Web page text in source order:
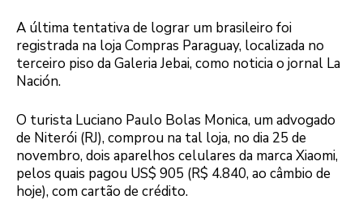
A última tentativa de lograr um brasileiro foi
registrada na loja Compras Paraguay, localizada no
terceiro piso da Galeria Jebai, como noticia o jornal La
Nación.
O turista Luciano Paulo Bolas Monica, um advogado
de Niterói (RJ), comprou na tal loja, no dia 25 de
novembro, dois aparelhos celulares da marca Xiaomi,
pelos quais pagou US$ 905 (R$ 4.840, ao câmbio de
hoje), com cartão de crédito.